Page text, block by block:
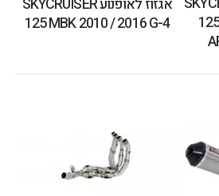
125 MBK 2010 / 2016 G-4